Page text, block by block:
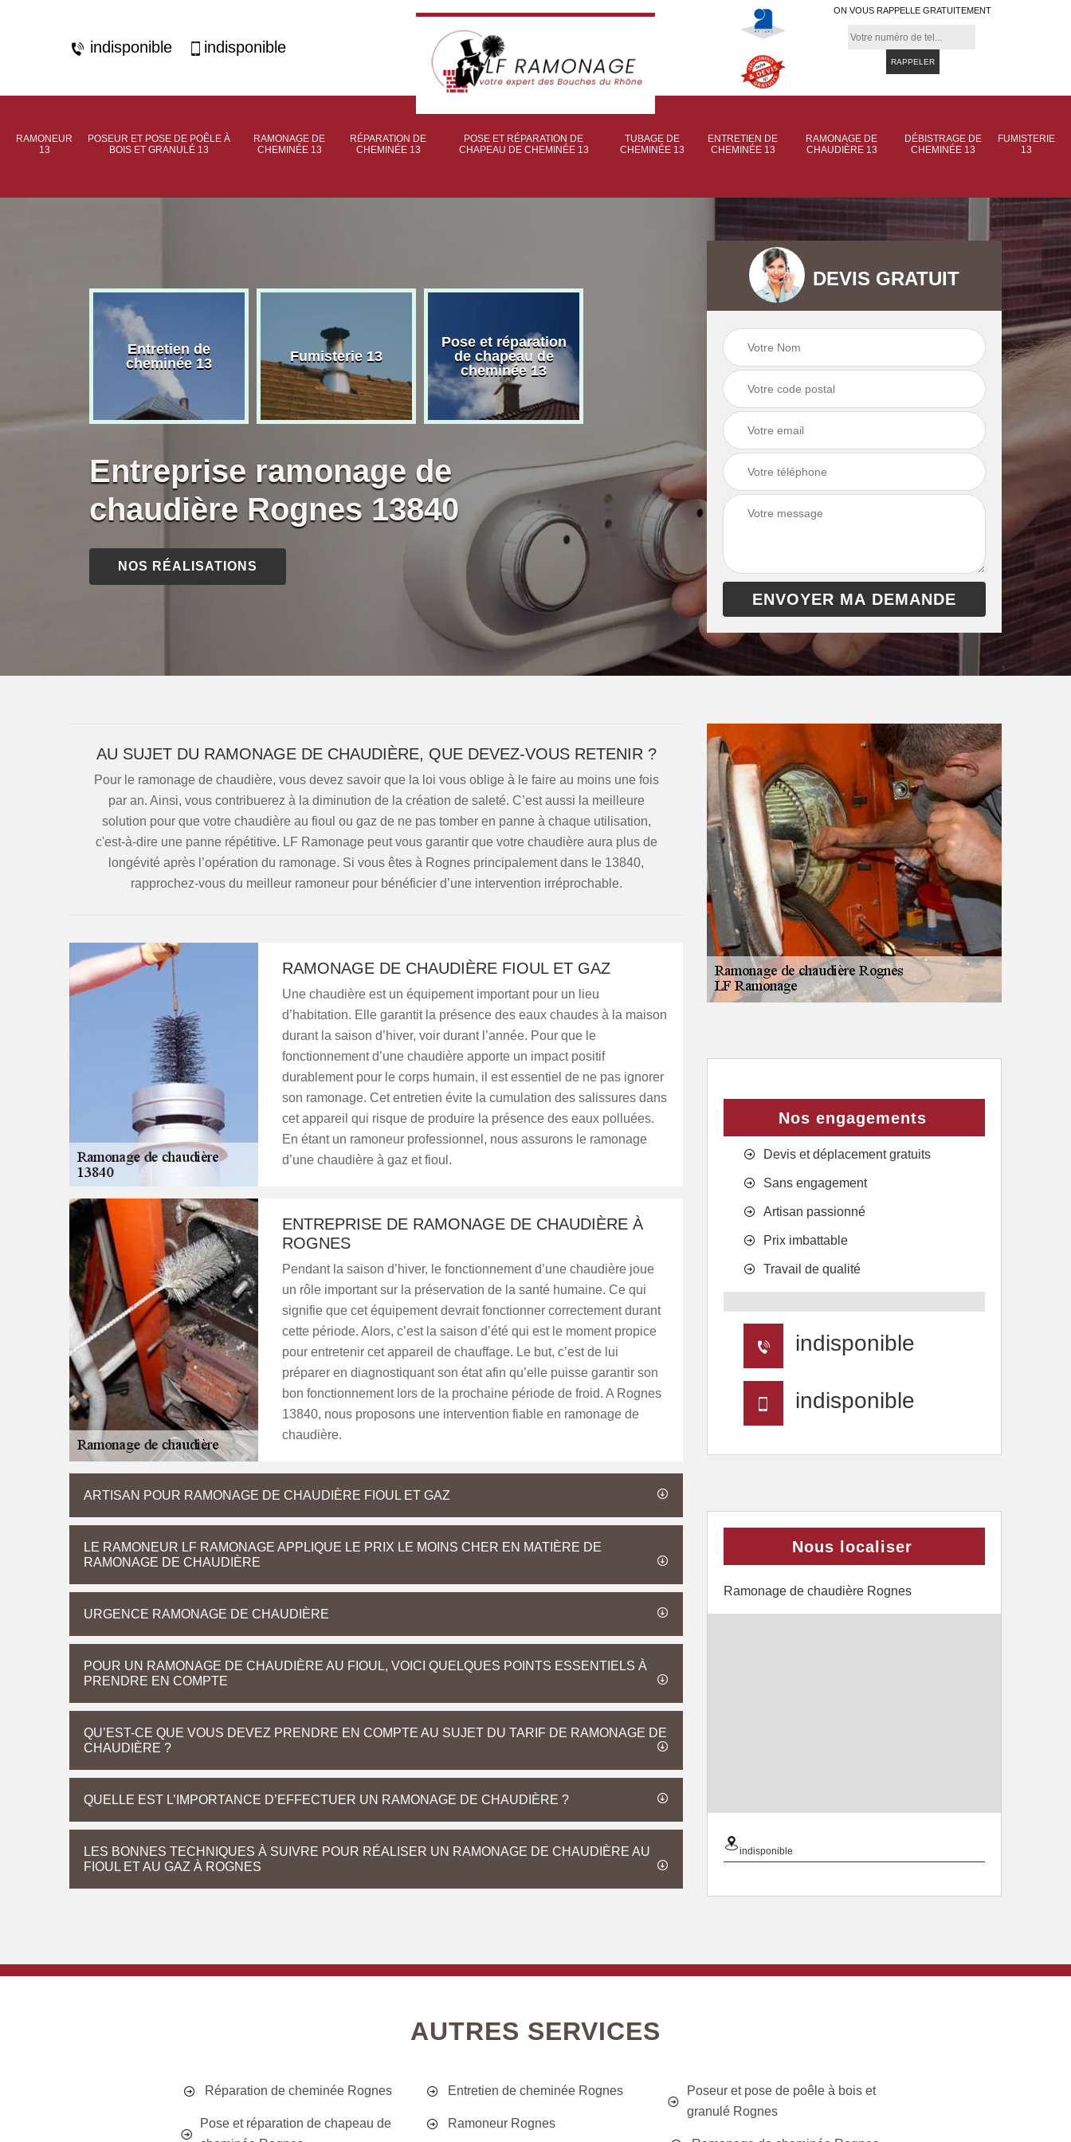
indisponible indisponible
ON VOUS RAPPELLE GRATUITEMENT
RAMONEUR
13
POSEUR ET POSE DE POÊLE À
BOIS ET GRANULÉ 13
RAMONAGE DE
CHEMINÉE 13
RÉPARATION DE
CHEMINÉE 13
POSE ET RÉPARATION DE
CHAPEAU DE CHEMINÉE 13
TUBAGE DE
CHEMINÉE 13
ENTRETIEN DE
CHEMINÉE 13
RAMONAGE DE
CHAUDIÈRE 13
DÉBISTRAGE DE
CHEMINÉE 13
FUMISTERIE
13
Entretien de
cheminée 13
Fumisterie 13
Pose et réparation
de chapeau de
cheminée 13
Poseur et pose de
Ramonage de
chaudière 13
Ramonage de
cheminée 13
Entreprise ramonage de
chaudière Rognes 13840
NOS RÉALISATIONS
DEVIS GRATUIT
AU SUJET DU RAMONAGE DE CHAUDIÈRE, QUE DEVEZ-VOUS RETENIR ?
Pour le ramonage de chaudière, vous devez savoir que la loi vous oblige à le faire au moins une fois
par an. Ainsi, vous contribuerez à la diminution de la création de saleté. C’est aussi la meilleure
solution pour que votre chaudière au fioul ou gaz de ne pas tomber en panne à chaque utilisation,
c'est-à-dire une panne répétitive. LF Ramonage peut vous garantir que votre chaudière aura plus de
longévité après l’opération du ramonage. Si vous êtes à Rognes principalement dans le 13840,
rapprochez-vous du meilleur ramoneur pour bénéficier d’une intervention irréprochable.
RAMONAGE DE CHAUDIÈRE FIOUL ET GAZ
Une chaudière est un équipement important pour un lieu
d’habitation. Elle garantit la présence des eaux chaudes à la maison
durant la saison d’hiver, voir durant l’année. Pour que le
fonctionnement d’une chaudière apporte un impact positif
durablement pour le corps humain, il est essentiel de ne pas ignorer
son ramonage. Cet entretien évite la cumulation des salissures dans
cet appareil qui risque de produire la présence des eaux polluées.
En étant un ramoneur professionnel, nous assurons le ramonage
d’une chaudière à gaz et fioul.
ENTREPRISE DE RAMONAGE DE CHAUDIÈRE À
ROGNES
Pendant la saison d’hiver, le fonctionnement d’une chaudière joue
un rôle important sur la préservation de la santé humaine. Ce qui
signifie que cet équipement devrait fonctionner correctement durant
cette période. Alors, c’est la saison d’été qui est le moment propice
pour entretenir cet appareil de chauffage. Le but, c’est de lui
préparer en diagnostiquant son état afin qu’elle puisse garantir son
bon fonctionnement lors de la prochaine période de froid. A Rognes
13840, nous proposons une intervention fiable en ramonage de
chaudière.
ARTISAN POUR RAMONAGE DE CHAUDIÈRE FIOUL ET GAZ
LE RAMONEUR LF RAMONAGE APPLIQUE LE PRIX LE MOINS CHER EN MATIÈRE DE
RAMONAGE DE CHAUDIÈRE
URGENCE RAMONAGE DE CHAUDIÈRE
POUR UN RAMONAGE DE CHAUDIÈRE AU FIOUL, VOICI QUELQUES POINTS ESSENTIELS À
PRENDRE EN COMPTE
QU’EST-CE QUE VOUS DEVEZ PRENDRE EN COMPTE AU SUJET DU TARIF DE RAMONAGE DE
CHAUDIÈRE ?
QUELLE EST L’IMPORTANCE D’EFFECTUER UN RAMONAGE DE CHAUDIÈRE ?
LES BONNES TECHNIQUES À SUIVRE POUR RÉALISER UN RAMONAGE DE CHAUDIÈRE AU
FIOUL ET AU GAZ À ROGNES
Nos engagements
Devis et déplacement gratuits
Sans engagement
Artisan passionné
Prix imbattable
Travail de qualité
indisponible
indisponible
Nous localiser
Ramonage de chaudière Rognes
indisponible
AUTRES SERVICES
Réparation de cheminée Rognes
Pose et réparation de chapeau de
Entretien de cheminée Rognes
Ramoneur Rognes
Poseur et pose de poêle à bois et
granulé Rognes